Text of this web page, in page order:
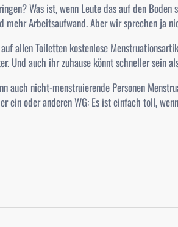
Was ist, wenn Leute das auf den
Arbeitsaufwand. Aber wir sprechen ja
allen Toiletten kostenlose
Und auch ihr zuhause könnt schneller sein
auch nicht-menstruierende Personen
ein oder anderen WG: Es ist einfach toll,